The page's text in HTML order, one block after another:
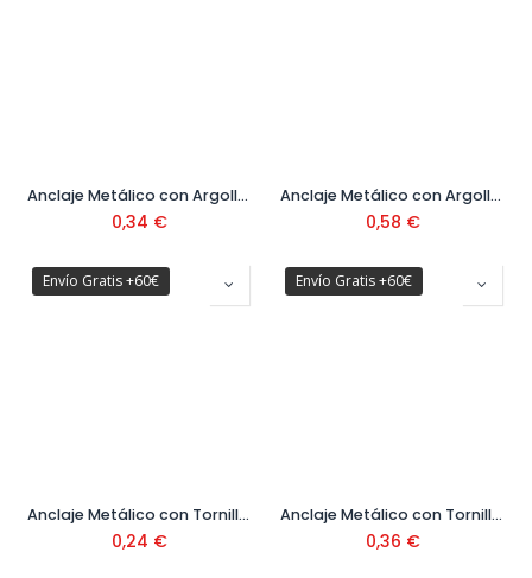
Anclaje Metálico con Argolla Cerrada 8 x 45 mm
0,34 €
Anclaje Metálico con Argolla Cerrada 10 x 60 mm
0,58 €
Envío Gratis +60€
Anclaje Metálico con Tornillo Hexagonal Ø8
0,24 €
Envío Gratis +60€
Anclaje Metálico con Tornillo Hexagonal Ø10
0,36 €